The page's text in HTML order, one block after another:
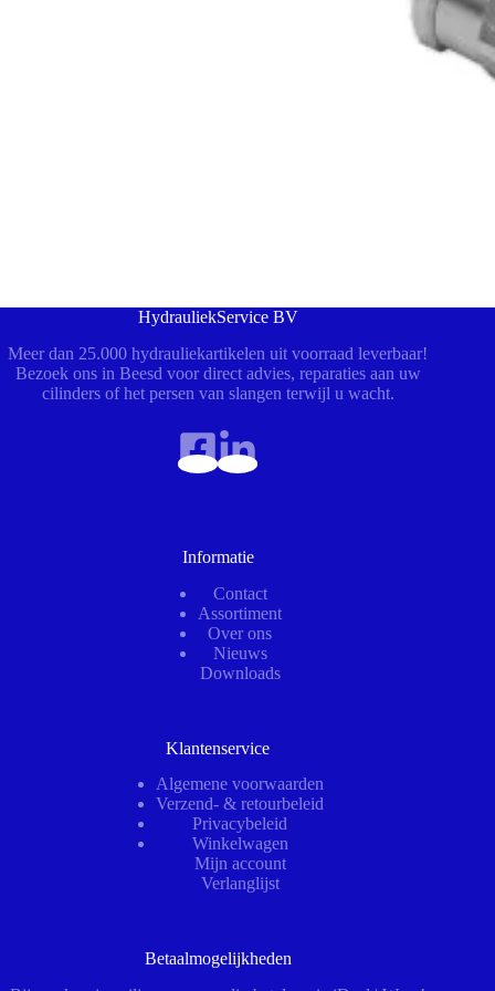
HydrauliekService BV
Meer dan 25.000 hydrauliekartikelen uit voorraad leverbaar!
Bezoek ons in Beesd voor direct advies, reparaties aan uw
cilinders of het persen van slangen terwijl u wacht.
Informatie
Contact
Assortiment
Over ons
Nieuws
Downloads
Klantenservice
Algemene voorwaarden
Verzend- & retourbeleid
Privacybeleid
Winkelwagen
Mijn account
Verlanglijst
Betaalmogelijkheden